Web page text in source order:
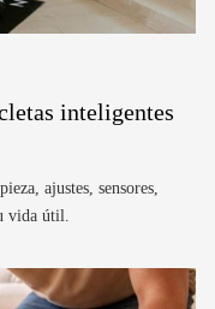
inteligentes
ajustes, sensores,
vida útil.